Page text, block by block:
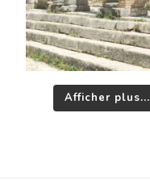
Afficher plus...